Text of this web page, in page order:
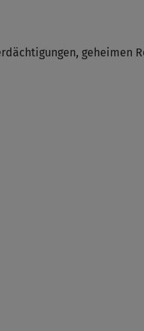
geheimen